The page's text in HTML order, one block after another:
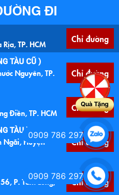
ĐI
TP. HCM Chỉ đường
TÀU CŨ )
Nguyên, TP.
Chỉ đường
Điền, TP. HCM Chỉ đường
TÀU )
Ngãi, Huyện
Chỉ đường
P. Tam Long,
Chỉ đường
Quà Tặng
0909 786 297
0909 786 297